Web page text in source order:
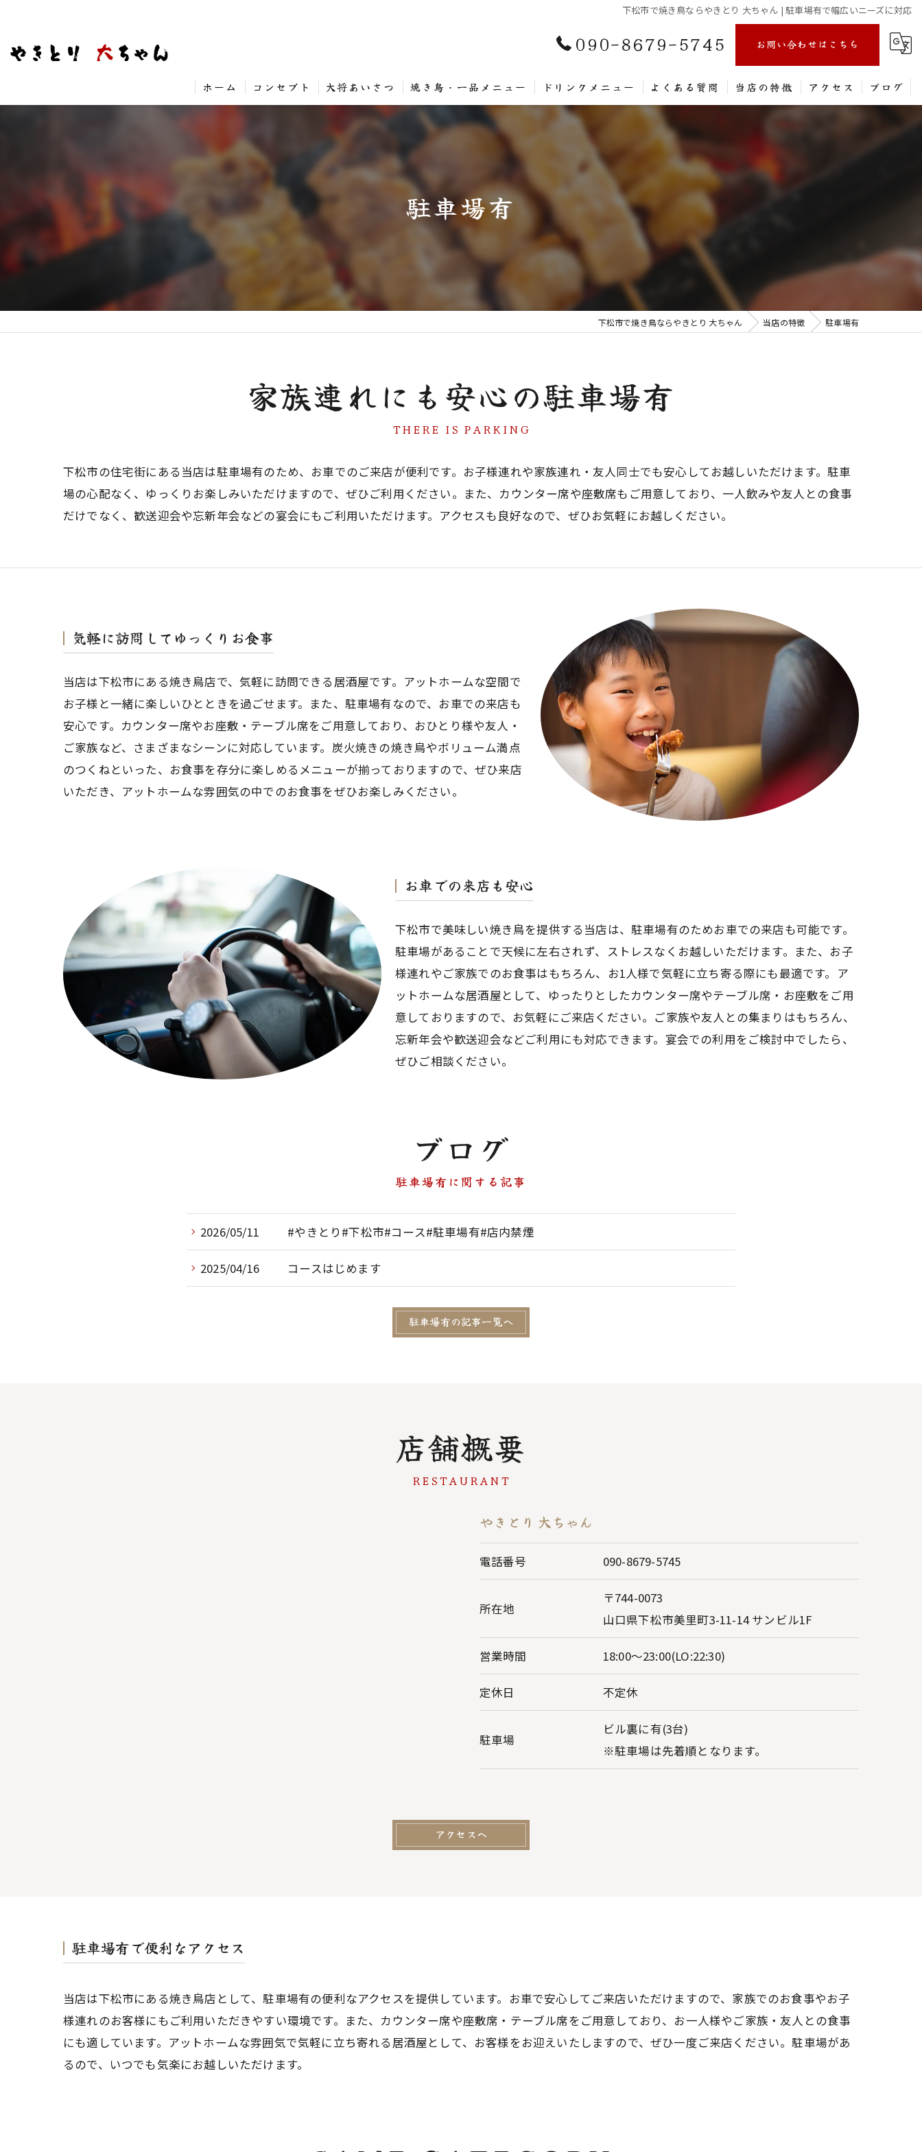
下松市で焼き鳥ならやきとり 大ちゃん | 駐車場有で幅広いニーズに対応
090-8679-5745 お問い合わせはこちら
ホーム コンセプト 大将あいさつ 焼き鳥・一品メニュー ドリンクメニュー よくある質問 当店の特徴
持ち帰り
アクセス ブログ
駐車場有
下松市で焼き鳥ならやきとり 大ちゃん 当店の特徴 駐車場有
家族連れにも安心の駐車場有
THERE IS PARKING
下松市の住宅街にある当店は駐車場有のため、お車でのご来店が便利です。お子様連れや家族連れ・友人同士でも安心してお越しいただけます。駐車
場の心配なく、ゆっくりお楽しみいただけますので、ぜひご利用ください。また、カウンター席や座敷席もご用意しており、一人飲みや友人との食事
だけでなく、歓送迎会や忘新年会などの宴会にもご利用いただけます。アクセスも良好なので、ぜひお気軽にお越しください。
気軽に訪問してゆっくりお食事
当店は下松市にある焼き鳥店で、気軽に訪問できる居酒屋です。アットホームな空間で
お子様と一緒に楽しいひとときを過ごせます。また、駐車場有なので、お車での来店も
安心です。カウンター席やお座敷・テーブル席をご用意しており、おひとり様や友人・
ご家族など、さまざまなシーンに対応しています。炭火焼きの焼き鳥やボリューム満点
のつくねといった、お食事を存分に楽しめるメニューが揃っておりますので、ぜひ来店
いただき、アットホームな雰囲気の中でのお食事をぜひお楽しみください。
お車での来店も安心
下松市で美味しい焼き鳥を提供する当店は、駐車場有のためお車での来店も可能です。
駐車場があることで天候に左右されず、ストレスなくお越しいただけます。また、お子
様連れやご家族でのお食事はもちろん、お1人様で気軽に立ち寄る際にも最適です。ア
ットホームな居酒屋として、ゆったりとしたカウンター席やテーブル席・お座敷をご用
意しておりますので、お気軽にご来店ください。ご家族や友人との集まりはもちろん、
忘新年会や歓送迎会などご利用にも対応できます。宴会での利用をご検討中でしたら、
ぜひご相談ください。
ブログ
駐車場有に関する記事
2026/05/11 #やきとり#下松市#コース#駐車場有#店内禁煙
2025/04/16 コースはじめます
駐車場有の記事一覧へ
店舗概要
RESTAURANT
やきとり 大ちゃん
電話番号 090-8679-5745
所在地
〒744-0073
山口県下松市美里町3-11-14 サンビル1F
営業時間 18:00～23:00(LO:22:30)
定休日 不定休
駐車場
ビル裏に有(3台)
※駐車場は先着順となります。
アクセスへ
駐車場有で便利なアクセス
当店は下松市にある焼き鳥店として、駐車場有の便利なアクセスを提供しています。お車で安心してご来店いただけますので、家族でのお食事やお子
様連れのお客様にもご利用いただきやすい環境です。また、カウンター席や座敷席・テーブル席をご用意しており、お一人様やご家族・友人との食事
にも適しています。アットホームな雰囲気で気軽に立ち寄れる居酒屋として、お客様をお迎えいたしますので、ぜひ一度ご来店ください。駐車場があ
るので、いつでも気楽にお越しいただけます。